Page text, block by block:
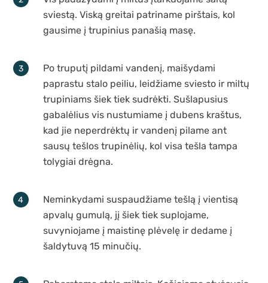
sviestą. Viską greitai patriname pirštais, kol
gausime į trupinius panašią masę.
Po truputį pildami vandenį, maišydami
paprastu stalo peiliu, leidžiame sviesto ir miltų
trupiniams šiek tiek sudrėkti. Sušlapusius
gabalėlius vis nustumiame į dubens kraštus,
kad jie neperdrėktų ir vandenį pilame ant
sausų tešlos trupinėlių, kol visa tešla tampa
tolygiai drėgna.
Neminkydami suspaudžiame tešlą į vientisą
apvalų gumulą, jį šiek tiek suplojame,
suvyniojame į maistinę plėvelę ir dedame į
šaldytuvą 15 minučių.